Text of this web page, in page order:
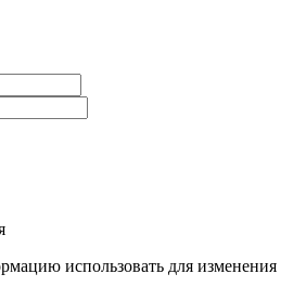
использовать для изменения